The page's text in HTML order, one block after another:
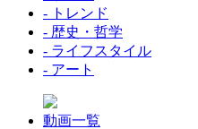
- トレンド
- 歴史・哲学
- ライフスタイル
- アート
動画一覧